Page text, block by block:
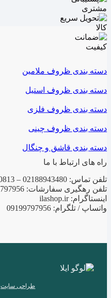
دسته بندی ظروف ملامین
دسته بندی ظروف استیل
دسته بندی ظروف فلزی
دسته بندی ظروف چینی
دسته بندی قاشق و چنگال
راه های ارتباط با ما
تلفن تماس: 02188943480 – 02155470813 – 02155470280
تلفن رهگیری سفارشات: 09199797956
اینستاگرام: ilashop.ir
واتساپ / تلگرام: 09199797956
طراحی سایت